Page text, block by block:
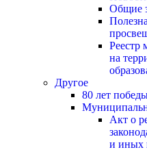
Общие
Реестр
на
Другое
80 лет
Акт о
и иных